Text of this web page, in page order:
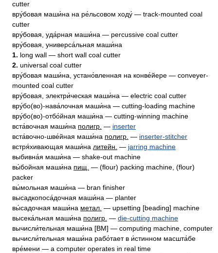
cutter
вру́бовая маши́на на ре́льсовом ходу́ — track-mounted coal
cutter
вру́бовая, уда́рная маши́на — percussive coal cutter
вру́бовая, универса́льная маши́на
1. long wall — short wall coal cutter
2. universal coal cutter
вру́бовая маши́на, устано́вленная на конве́йере — conveyer-
mounted coal cutter
вру́бовая, электри́ческая маши́на — electric coal cutter
вру́бо(во)-нава́лочная маши́на — cutting-loading machine
вру́бо(во)-отбо́йная маши́на — cutting-winning machine
вста́вочная маши́на полигр. — inserter
вста́вочно-шве́йная маши́на полигр. — inserter-stitcher
встря́хивающая маши́на литейн. — jarring machine
выбивна́я маши́на — shake-out machine
вы́бойная маши́на пищ. — (flour) packing machine, (flour)
packer
вы́мольная маши́на — bran finisher
высадкопоса́дочная маши́на — planter
вы́садочная маши́на метал. — upsetting [beading] machine
высека́льная маши́на полигр. — die-cutting machine
вычисли́тельная маши́на [ВМ] — computing machine, computer
вычисли́тельная маши́на рабо́тает в и́стинном масшта́бе
вре́мени — a computer operates in real time